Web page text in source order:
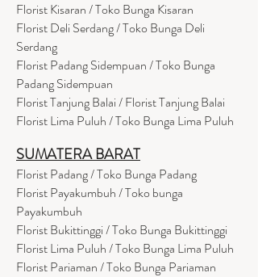
Florist Kisaran / Toko Bunga Kisaran
Florist Deli Serdang / Toko Bunga Deli
Serdang
Florist Padang Sidempuan / Toko Bunga
Padang Sidempuan
Florist Tanjung Balai / Florist Tanjung Balai
Florist Lima Puluh / Toko Bunga Lima Puluh
SUMATERA BARAT
Florist Padang / Toko Bunga Padang
Florist Payakumbuh / Toko bunga
Payakumbuh
Florist Bukittinggi / Toko Bunga Bukittinggi
Florist Lima Puluh / Toko Bunga Lima Puluh
Florist Pariaman / Toko Bunga Pariaman